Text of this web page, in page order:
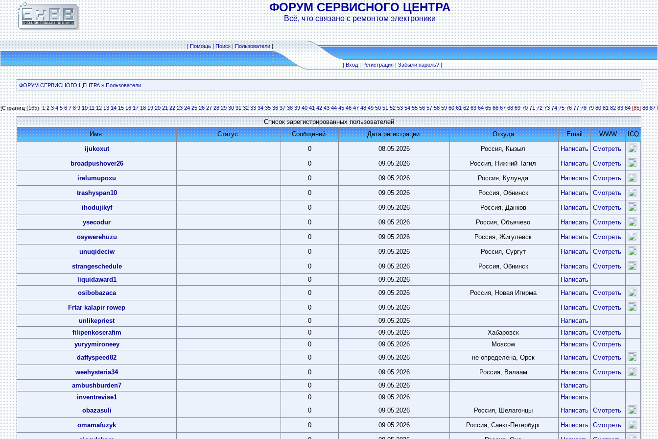
ФОРУМ СЕРВИСНОГО ЦЕНТРА
Всё, что связано с ремонтом электроники
|Помощь|Поиск|Пользователи|
|Вход|Регистрация|Забыли пароль?|
ФОРУМ СЕРВИСНОГО ЦЕНТРА » Пользователи
[Страниц(165):1 2 3 4 5 6 7 8 9 10 11 12 13 14 15 16 17 18 19 20 21 22 23 24 25 26 27 28 29 30 31 32 33 34 35 36 37 38 39 40 41 42 43 44 45 46 47 48 49 50 51 52 53 54 55 56 57 58 59 60 61 62 63 64 65 66 67 68 69 70 71 72 73 74 75 76 77 78 79 80 81 82 83 84 [85] 86 87
Список зарегистрированных пользователей
Имя:
Статус: Сообщений: Дата регистрации: Откуда: Email WWW
ICQ
ijukoxut
0 08.05.2026 Россия, Кызыл Написать Смотреть
broadpushover26
0 09.05.2026 Россия, Нижний Тагил Написать Смотреть
irelumupoxu
0 09.05.2026 Россия, Кулунда Написать Смотреть
trashyspan10
0 09.05.2026 Россия, Обнинск Написать Смотреть
ihodujikyf
0 09.05.2026 Россия, Данков Написать Смотреть
ysecodur
0 09.05.2026 Россия, Объячево Написать Смотреть
osywerehuzu
0 09.05.2026 Россия, Жигулевск Написать Смотреть
unuqideciw
0 09.05.2026 Россия, Сургут Написать Смотреть
strangeschedule
0 09.05.2026 Россия, Обнинск Написать Смотреть
liquidaward1
0 09.05.2026
Написать
osibobazaca
0 09.05.2026 Россия, Новая Игирма Написать Смотреть
Frtar kalapir rowep
0 09.05.2026 Написать Смотреть
unlikepriest
0 09.05.2026
Написать
filipenkoserafim
0 09.05.2026 Хабаровск Написать Смотреть
yuryymironeey
0 09.05.2026 Moscow Написать Смотреть
daffyspeed82
0 09.05.2026 не определена, Орск Написать Смотреть
weehysteria34
0 09.05.2026 Россия, Валаам Написать Смотреть
ambushburden7
0 09.05.2026
Написать
inventrevise1
0 09.05.2026
Написать
obazasuli
0 09.05.2026 Россия, Шелагонцы Написать Смотреть
omamafuzyk
0 09.05.2026 Россия, Санкт-Петербург Написать Смотреть